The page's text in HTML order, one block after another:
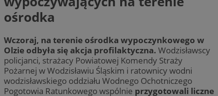
ośrodka
Wczoraj, na terenie ośrodka wypoczynkowego w
Olzie odbyła się akcja profilaktyczna. Wodzisławscy
policjanci, strażacy Powiatowej Komendy Straży
Pożarnej w Wodzisławiu Śląskim i ratownicy wodni
wodzisławskiego oddziału Wodnego Ochotniczego
Pogotowia Ratunkowego wspólnie przygotowali liczne